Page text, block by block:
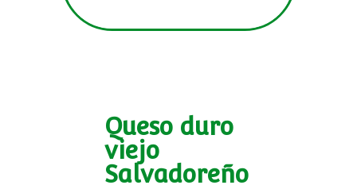
Queso duro
viejo
Salvadoreño